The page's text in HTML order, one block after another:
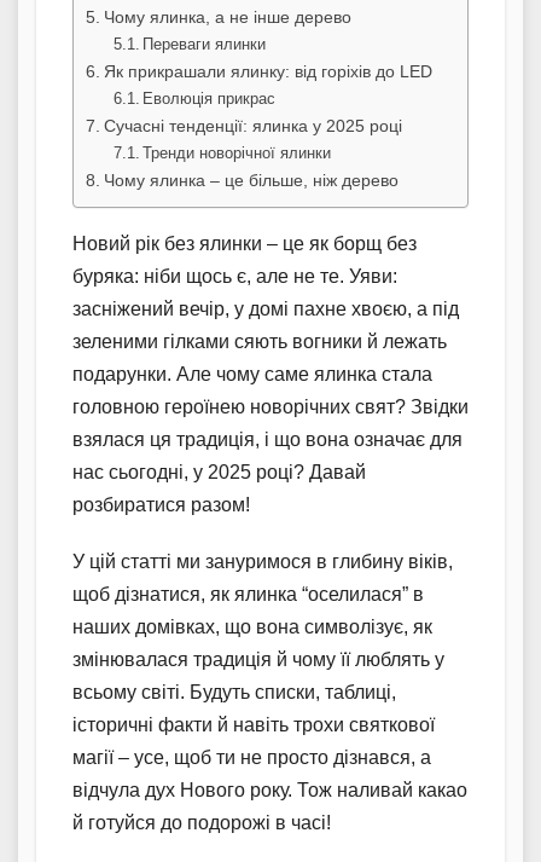
Чому ялинка, а не інше дерево
Переваги ялинки
Як прикрашали ялинку: від горіхів до LED
Еволюція прикрас
Сучасні тенденції: ялинка у 2025 році
Тренди новорічної ялинки
Чому ялинка – це більше, ніж дерево
Новий рік без ялинки – це як борщ без
буряка: ніби щось є, але не те. Уяви:
засніжений вечір, у домі пахне хвоєю, а під
зеленими гілками сяють вогники й лежать
подарунки. Але чому саме ялинка стала
головною героїнею новорічних свят? Звідки
взялася ця традиція, і що вона означає для
нас сьогодні, у 2025 році? Давай
розбиратися разом!
У цій статті ми зануримося в глибину віків,
щоб дізнатися, як ялинка “оселилася” в
наших домівках, що вона символізує, як
змінювалася традиція й чому її люблять у
всьому світі. Будуть списки, таблиці,
історичні факти й навіть трохи святкової
магії – усе, щоб ти не просто дізнався, а
відчула дух Нового року. Тож наливай какао
й готуйся до подорожі в часі!